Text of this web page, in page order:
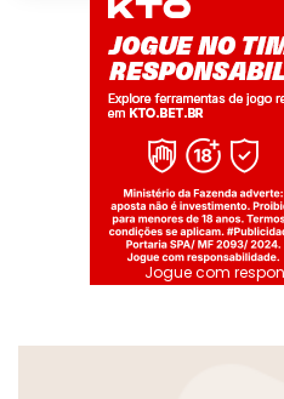
Jogue com